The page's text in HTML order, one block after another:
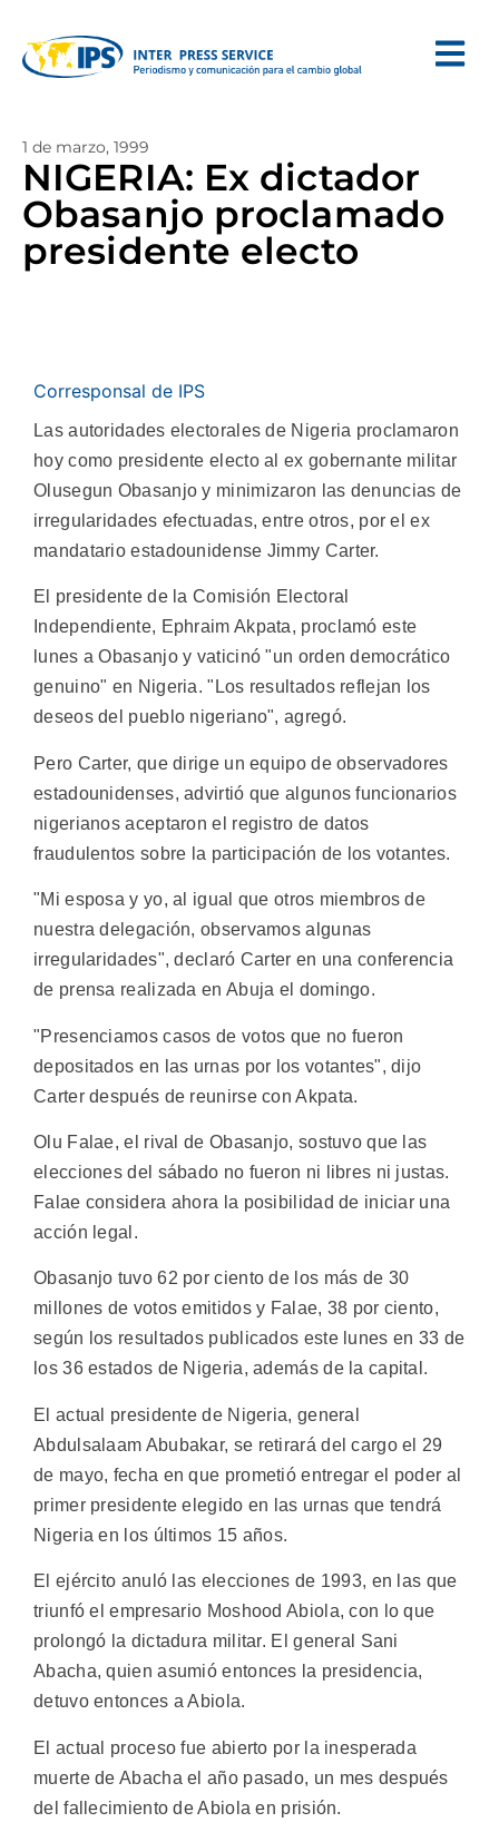
1 de marzo, 1999
NIGERIA: Ex dictador
Obasanjo proclamado
presidente electo
Corresponsal de IPS
Las autoridades electorales de Nigeria proclamaron
hoy como presidente electo al ex gobernante militar
Olusegun Obasanjo y minimizaron las denuncias de
irregularidades efectuadas, entre otros, por el ex
mandatario estadounidense Jimmy Carter.
El presidente de la Comisión Electoral
Independiente, Ephraim Akpata, proclamó este
lunes a Obasanjo y vaticinó "un orden democrático
genuino" en Nigeria. "Los resultados reflejan los
deseos del pueblo nigeriano", agregó.
Pero Carter, que dirige un equipo de observadores
estadounidenses, advirtió que algunos funcionarios
nigerianos aceptaron el registro de datos
fraudulentos sobre la participación de los votantes.
"Mi esposa y yo, al igual que otros miembros de
nuestra delegación, observamos algunas
irregularidades", declaró Carter en una conferencia
de prensa realizada en Abuja el domingo.
"Presenciamos casos de votos que no fueron
depositados en las urnas por los votantes", dijo
Carter después de reunirse con Akpata.
Olu Falae, el rival de Obasanjo, sostuvo que las
elecciones del sábado no fueron ni libres ni justas.
Falae considera ahora la posibilidad de iniciar una
acción legal.
Obasanjo tuvo 62 por ciento de los más de 30
millones de votos emitidos y Falae, 38 por ciento,
según los resultados publicados este lunes en 33 de
los 36 estados de Nigeria, además de la capital.
El actual presidente de Nigeria, general
Abdulsalaam Abubakar, se retirará del cargo el 29
de mayo, fecha en que prometió entregar el poder al
primer presidente elegido en las urnas que tendrá
Nigeria en los últimos 15 años.
El ejército anuló las elecciones de 1993, en las que
triunfó el empresario Moshood Abiola, con lo que
prolongó la dictadura militar. El general Sani
Abacha, quien asumió entonces la presidencia,
detuvo entonces a Abiola.
El actual proceso fue abierto por la inesperada
muerte de Abacha el año pasado, un mes después
del fallecimiento de Abiola en prisión.